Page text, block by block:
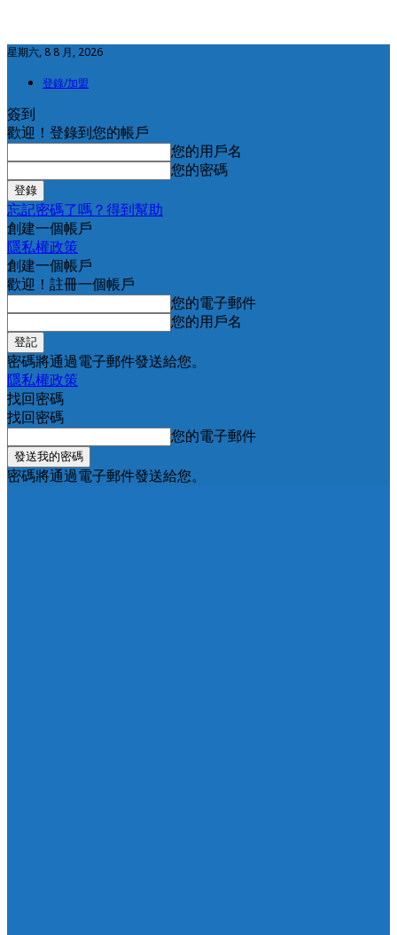
星期六, 8 8 月, 2026
登錄/加盟
簽到
歡迎！登錄到您的帳戶
您的用戶名
您的密碼
忘記密碼了嗎？得到幫助
創建一個帳戶
隱私權政策
創建一個帳戶
歡迎！註冊一個帳戶
您的電子郵件
您的用戶名
密碼將通過電子郵件發送給您。
隱私權政策
找回密碼
找回密碼
您的電子郵件
密碼將通過電子郵件發送給您。